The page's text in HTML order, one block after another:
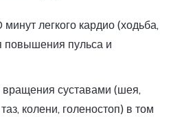
минут легкого кардио (ходьба,
повышения пульса и
вращения суставами (шея,
колени, голеностоп) в том